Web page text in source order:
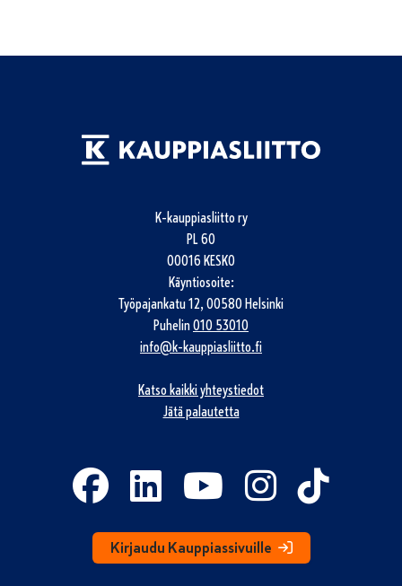
K-kauppiasliitto ry
PL 60
00016 KESKO
Käyntiosoite:
Työpajankatu 12, 00580 Helsinki
Puhelin010 53010
info@k-kauppiasliitto.fi
Katso kaikki yhteystiedot
Jätä palautetta
Kirjaudu Kauppiassivuille